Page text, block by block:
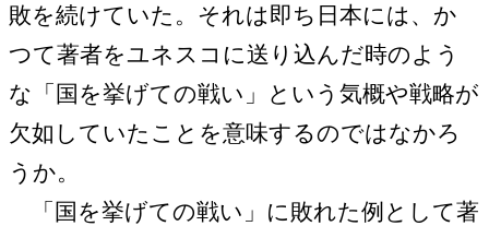
敗を続けていた。それは即ち日本には、か
つて著者をユネスコに送り込んだ時のよう
な「国を挙げての戦い」という気概や戦略が
欠如していたことを意味するのではなかろ
うか。
「国を挙げての戦い」に敗れた例として著